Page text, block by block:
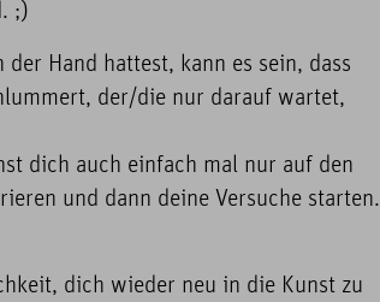
;)
Hand hattest, kann es sein, dass
der/die nur darauf wartet,
dich auch einfach mal nur auf den
und dann deine Versuche starten.
dich wieder neu in die Kunst zu